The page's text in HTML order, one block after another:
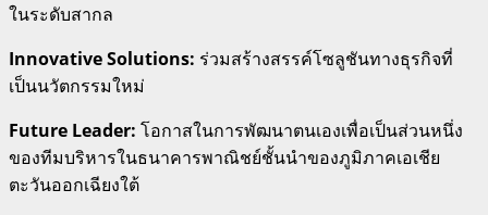
ในระดับสากล
Innovative Solutions: ร่วมสร้างสรรค์โซลูชันทางธุรกิจที่
เป็นนวัตกรรมใหม่
Future Leader: โอกาสในการพัฒนาตนเองเพื่อเป็นส่วนหนึ่ง
ของทีมบริหารในธนาคารพาณิชย์ชั้นนำของภูมิภาคเอเชีย
ตะวันออกเฉียงใต้